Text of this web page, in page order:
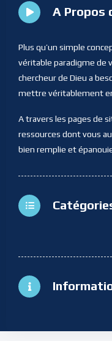
A Propos
Plus qu’un simple
véritable paradigme de
chercheur de Dieu a
mettre véritablement
A travers les pages de
ressources dont vous
bien remplie et